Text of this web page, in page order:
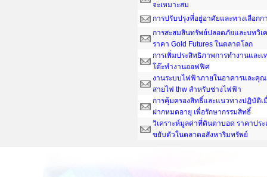
จะเหมาะสม
การปรับปรุงที่อยู่อาศัยและทางเลือก
การสะสมสินทรัพย์ปลอดภัยและบทวิเ
ราคา Gold Futures ในตลาดโลก
การเพิ่มประสิทธิภาพการทำงานและ
โต๊ะทํางานออฟฟิศ
งานระบบไฟฟ้าภายในอาคารและคุ
สายไฟ thw สำหรับช่างไฟฟ้า
การคุ้มครองสิทธิ์และแนวทางปฏิบัติ
ฝากหมดอายุ เพื่อรักษากรรมสิทธิ์
วิเคราะห์มูลค่าที่ดินตาบอด ราคาประ
ขยับตัวในตลาดอสังหาริมทรัพย์